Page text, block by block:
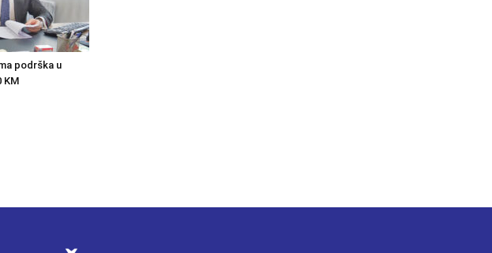
podrška u
KM